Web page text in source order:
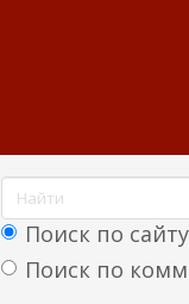
Ф
о
р
Поиск по сайту
Поиск по